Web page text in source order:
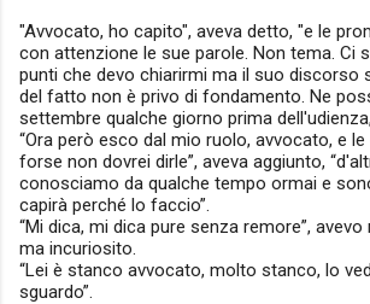
"Avvocato, ho capito", aveva detto, "e le
con attenzione le sue parole. Non tema. Ci
punti che devo chiarirmi ma il suo discorso
del fatto non è privo di fondamento. Ne
settembre qualche giorno prima
“Ora però esco dal mio ruolo, avvocato, e
forse non dovrei dirle”, aveva aggiunto,
conosciamo da qualche tempo ormai e
capirà perché lo faccio”.
“Mi dica, mi dica pure senza remore”,
ma incuriosito.
“Lei è stanco avvocato, molto stanco, lo
sguardo”.